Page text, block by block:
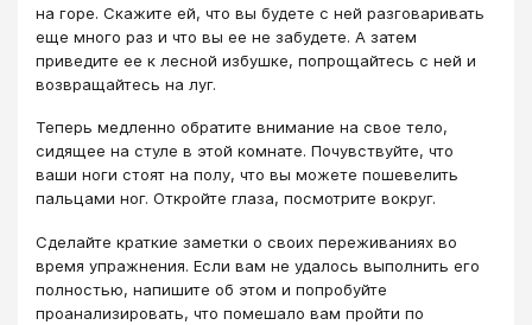
на горе. Скажите ей, что вы будете с ней разговаривать
еще много раз и что вы ее не забудете. А затем
приведите ее к лесной избушке, попрощайтесь с ней и
возвращайтесь на луг.
Теперь медленно обратите внимание на свое тело,
сидящее на стуле в этой комнате. Почувствуйте, что
ваши ноги стоят на полу, что вы можете пошевелить
пальцами ног. Откройте глаза, посмотрите вокруг.
Сделайте краткие заметки о своих переживаниях во
время упражнения. Если вам не удалось выполнить его
полностью, напишите об этом и попробуйте
проанализировать, что помешало вам пройти по